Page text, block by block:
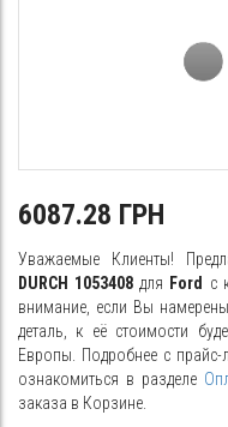
6087.28 ГРН
Уважаемые Клиенты!
DURCH 1053408 для Ford с
внимание, если Вы
деталь, к её стоимости
Европы. Подробнее с прайс-
ознакомиться в разделе
заказа в Корзине.